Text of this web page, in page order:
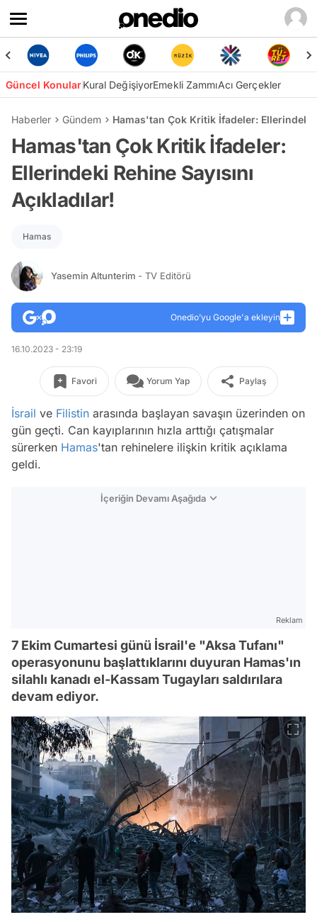
Güncel KonularKural DeğişiyorEmekli ZammıAcı Gerçekler
Haberler Gündem Hamas'tan Çok Kritik İfadeler: Ellerindeki
Hamas'tan Çok Kritik İfadeler:
Ellerindeki Rehine Sayısını
Açıkladılar!
Hamas
Yasemin Altunterim - TV Editörü
Onedio’yu Google'a ekleyin
16.10.2023 - 23:19
Favori Yorum Yap Paylaş
İsrail ve Filistin arasında başlayan savaşın üzerinden on
gün geçti. Can kayıplarının hızla arttığı çatışmalar
sürerken Hamas'tan rehinelere ilişkin kritik açıklama
geldi.
İçeriğin Devamı Aşağıda
Reklam
7 Ekim Cumartesi günü İsrail'e "Aksa Tufanı"
operasyonunu başlattıklarını duyuran Hamas'ın
silahlı kanadı el-Kassam Tugayları saldırılara
devam ediyor.